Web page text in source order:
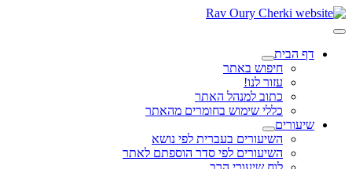
דף הבית
חיפוש באתר
עזור לנו!
כתוב למנהל האתר
כללי שימוש בחומרים מהאתר
שיעורים
השיעורים בעברית לפי נושא
השיעורים לפי סדר הוספתם לאתר